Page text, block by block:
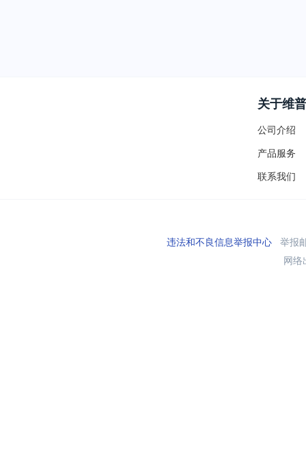
关于维普
公司介绍
产品服务
联系我们
违法和不良信息举报中心举报
网